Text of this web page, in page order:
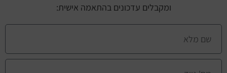
ומקבלים עדכונים בהתאמה אישית: